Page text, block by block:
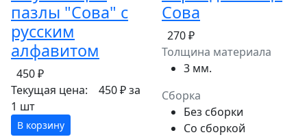
пазлы "Сова" с
русским
алфавитом
450 ₽
Текущая цена:
450 ₽за
1 шт
В корзину
Сова
270 ₽
Толщина материала
3 мм.
Сборка
Без сборки
Со сборкой